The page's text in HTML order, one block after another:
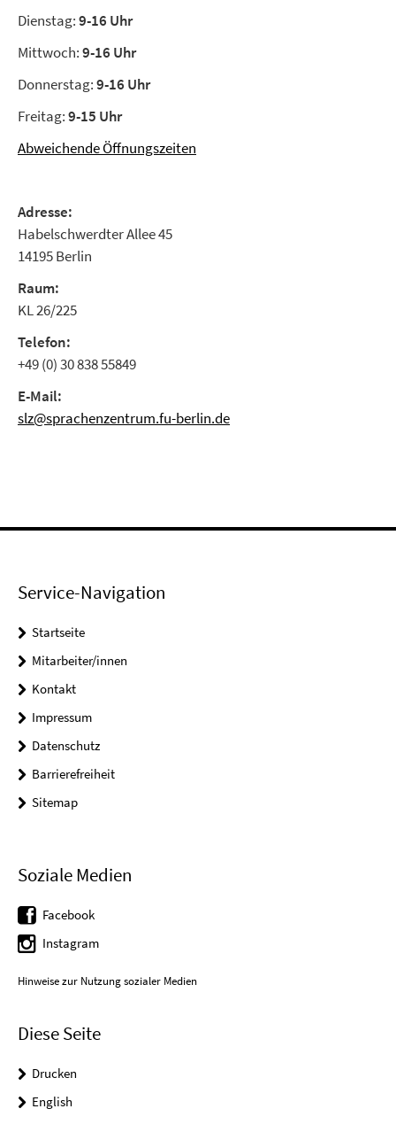
Dienstag:9-16 Uhr
Mittwoch:9-16 Uhr
Donnerstag:9-16 Uhr
Freitag:9-15 Uhr
Abweichende Öffnungszeiten
Adresse:
Habelschwerdter Allee 45
14195 Berlin
Raum:
KL 26/225
Telefon:
+49 (0) 30 838 55849
E-Mail:
slz@sprachenzentrum.fu-berlin.de
Service-Navigation
Startseite
Mitarbeiter/innen
Kontakt
Impressum
Datenschutz
Barrierefreiheit
Sitemap
Soziale Medien
Facebook
Instagram
Hinweise zur Nutzung sozialer Medien
Diese Seite
Drucken
English